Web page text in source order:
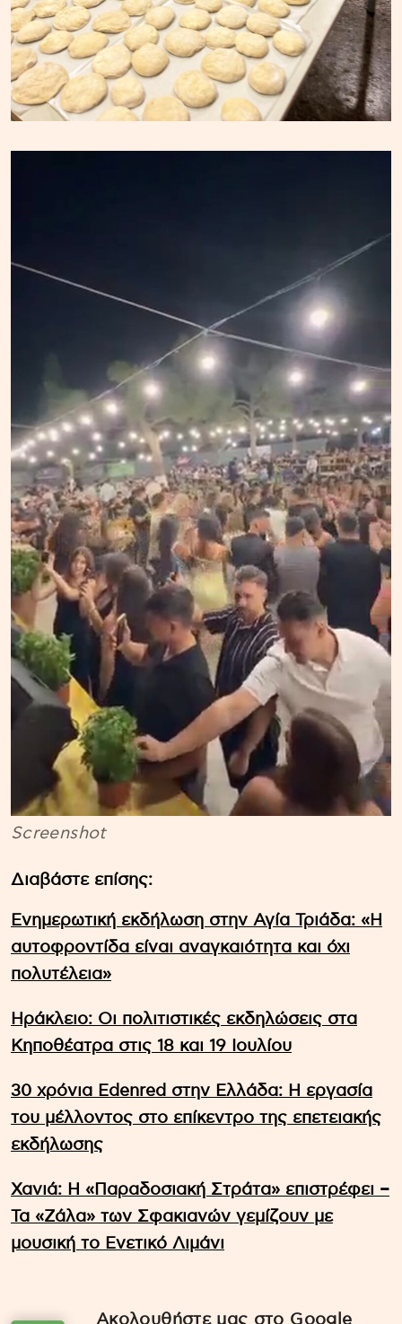
Screenshot
Διαβάστε επίσης:
Ενημερωτική εκδήλωση στην Αγία Τριάδα: «Η
αυτοφροντίδα είναι αναγκαιότητα και όχι
πολυτέλεια»
Ηράκλειο: Οι πολιτιστικές εκδηλώσεις στα
Κηποθέατρα στις 18 και 19 Ιουλίου
30 χρόνια Edenred στην Ελλάδα: Η εργασία
του μέλλοντος στο επίκεντρο της επετειακής
εκδήλωσης
Χανιά: Η «Παραδοσιακή Στράτα» επιστρέφει –
Τα «Ζάλα» των Σφακιανών γεμίζουν με
μουσική το Ενετικό Λιμάνι
Ακολουθήστε μας στο Google